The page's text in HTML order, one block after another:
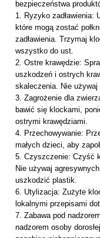
bezpieczeństwa
1. Ryzyko zadławienia:
które mogą zostać
zadławienia. Trzymaj
wszystko do ust.
2. Ostre krawędzie:
uszkodzeń i ostrych
skaleczenia. Nie
3. Zagrożenie dla
bawić się klockami,
ostrymi krawędziami.
4. Przechowywanie:
małych dzieci, aby
5. Czyszczenie: Czyść
Nie używaj
uszkodzić plastik.
6. Utylizacja: Zużyte
lokalnymi przepisami
7. Zabawa pod
nadzorem osoby